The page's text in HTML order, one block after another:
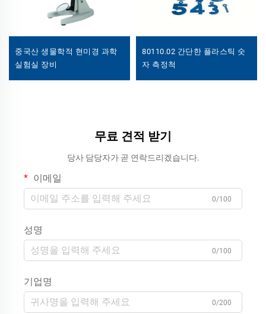
중국산 생물학적 현미경 과학
실험실 장비
80110.02 간단한 플라스틱 숫
자 측정척
무료 견적 받기
당사 담당자가 곧 연락드리겠습니다.
이메일
0/100
성명
0/100
기업명
0/200